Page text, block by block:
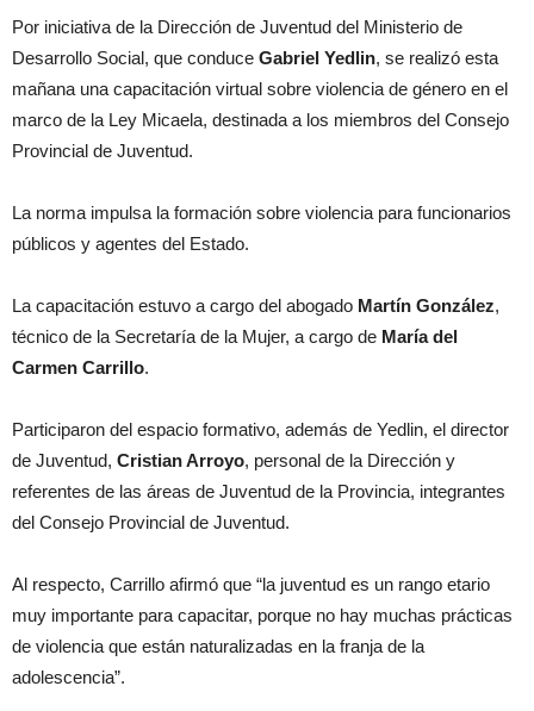
Por iniciativa de la Dirección de Juventud del Ministerio de
Desarrollo Social, que conduce Gabriel Yedlin, se realizó esta
mañana una capacitación virtual sobre violencia de género en el
marco de la Ley Micaela, destinada a los miembros del Consejo
Provincial de Juventud.
La norma impulsa la formación sobre violencia para funcionarios
públicos y agentes del Estado.
La capacitación estuvo a cargo del abogado Martín González,
técnico de la Secretaría de la Mujer, a cargo de María del
Carmen Carrillo.
Participaron del espacio formativo, además de Yedlin, el director
de Juventud, Cristian Arroyo, personal de la Dirección y
referentes de las áreas de Juventud de la Provincia, integrantes
del Consejo Provincial de Juventud.
Al respecto, Carrillo afirmó que “la juventud es un rango etario
muy importante para capacitar, porque no hay muchas prácticas
de violencia que están naturalizadas en la franja de la
adolescencia”.